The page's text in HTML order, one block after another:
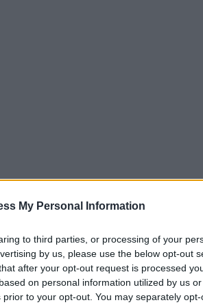
My Personal Information
to third parties, or processing of your
by us, please use the below opt-out
after your opt-out request is processed
on personal information utilized by us
to your opt-out. You may separately
tre partite intense,
si preparano a
giugno alle ore 20:00 al
per l’Olimpia Milano